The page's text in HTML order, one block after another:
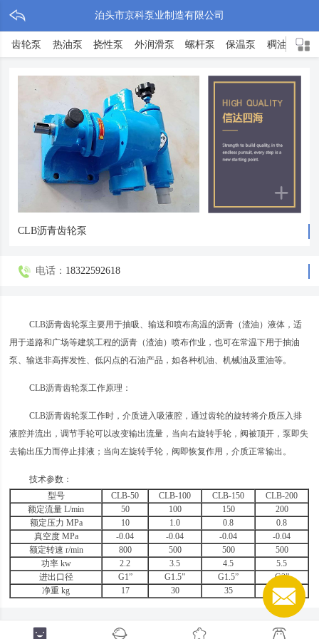
泊头市京科泵业制造有限公司
齿轮泵 热油泵 挠性泵 外润滑泵 螺杆泵 保温泵 稠油泵
高温泵 磁力泵
滑片泵
CLB沥青齿轮泵
电话： 18322592618
CLB沥青齿轮泵主要用于抽吸、输送和喷布高温的沥青（渣油）液体，适
用于道路和广场等建筑工程的沥青（渣油）喷布作业，也可在常温下用于抽油
泵、输送非高挥发性、低闪点的石油产品，如各种机油、机械油及重油等。
CLB沥青齿轮泵工作原理：
CLB沥青齿轮泵工作时，介质进入吸液腔，通过齿轮的旋转将介质压入排
液腔并流出，调节手轮可以改变输出流量，当向右旋转手轮，阀被顶开，泵即失
去输出压力而停止排液；当向左旋转手轮，阀即恢复作用，介质正常输出。
技术参数：
型号
CLB-50 CLB-100 CLB-150
CLB-200
额定流量 L/min
50 100 150
200
额定压力 MPa
10 1.0 0.8
0.8
真空度 MPa
-0.04 -0.04 -0.04
-0.04
额定转速 r/min
800 500 500
500
功率 kw
2.2 3.5 4.5
5.5
进出口径
G1” G1.5” G1.5”
G2”
净重 kg
17 30 35 40